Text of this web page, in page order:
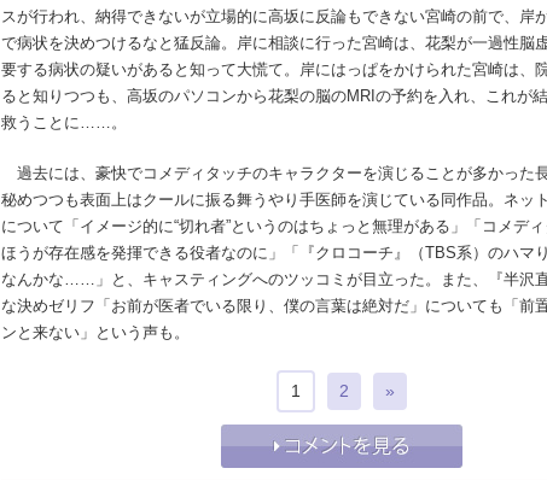
スが行われ、納得できないが立場的に高坂に反論もできない宮崎の前で、岸
で病状を決めつけるなと猛反論。岸に相談に行った宮崎は、花梨が一過性脳
要する病状の疑いがあると知って大慌て。岸にはっぱをかけられた宮崎は、
ると知りつつも、高坂のパソコンから花梨の脳のMRIの予約を入れ、これが
救うことに……。
過去には、豪快でコメディタッチのキャラクターを演じることが多かった
秘めつつも表面上はクールに振る舞うやり手医師を演じている同作品。ネッ
について「イメージ的に“切れ者”というのはちょっと無理がある」「コメデ
ほうが存在感を発揮できる役者なのに」「『クロコーチ』（TBS系）のハマ
なんかな……」と、キャスティングへのツッコミが目立った。また、『半沢
な決めゼリフ「お前が医者でいる限り、僕の言葉は絶対だ」についても「前
ンと来ない」という声も。
1 2 »